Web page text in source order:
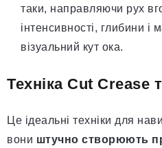
таки, направляючи рух
інтенсивності, глибини і
візуальний кут ока.
Техніка Cut Crease
Це ідеальні техніки для
вони штучно створюють